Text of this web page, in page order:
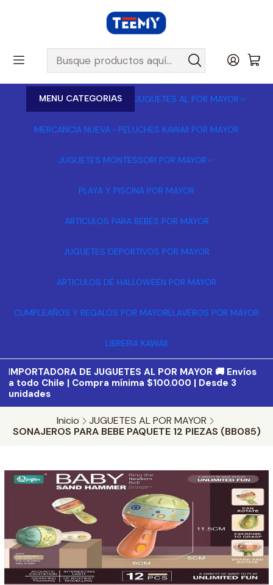
MENU CATEGORIAS JUGUETES AL POR MAYOR
MERCANCIA NUEVA PELUCHES KAWAII POR MAYOR
JUGUETES MONTESSORI POR MAYOR
PLAYA Y PISCINA POR MAYOR
ARTICULOS PARA BEBES POR MAYOR
JUGUETES DEPORTIVOS POR MAYOR
ARTICULOS DE HALLOWEEN POR MAYOR
CUMPLEAÑOS Y REGALOS POR MAYORLLAVEROS POR MAYOR
LIBRERIA KAWAII
IMPORTADORA DE JUGUETES AL POR MAYOR 🚚 Envíos
a todo Chile | Compra mínima $100.000 | Desde 3
unidades
Inicio
JUGUETES AL POR MAYOR
SONAJEROS PARA BEBE PAQUETE 12 PIEZAS (BB085)